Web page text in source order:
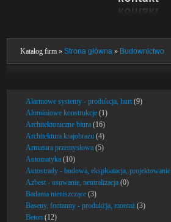
Katalog firm »Strona główna » Budownictwo
Alarmowe systemy - produkcja, hurt (9)
Aluminiowe konstrukcje (1)
Architektoniczne biura (16)
Architektura krajobrazu (4)
Armatura przemysłowa (5)
Automatyka (10)
Autostrady - budowa, eksploatacja, projektowanie
Azbest - usuwanie, neutralizacja (0)
Badania nieniszczące (3)
Baseny, fontanny - produkcja, montaż (3)
Beton (12)